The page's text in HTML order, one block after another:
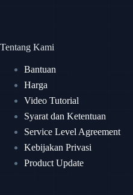
Tentang Kami
Bantuan
Harga
Video Tutorial
Syarat dan Ketentuan
Service Level Agreement
Kebijakan Privasi
Product Update